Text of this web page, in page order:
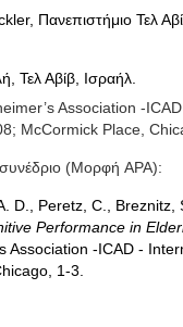
Πανεπιστήμιο Τελ
Τελ Αβίβ, Ισραήλ.
Association -
McCormick Place,
(Μορφή APA):
D., Peretz, C.,
Performance in
Association -ICAD -
1-3.